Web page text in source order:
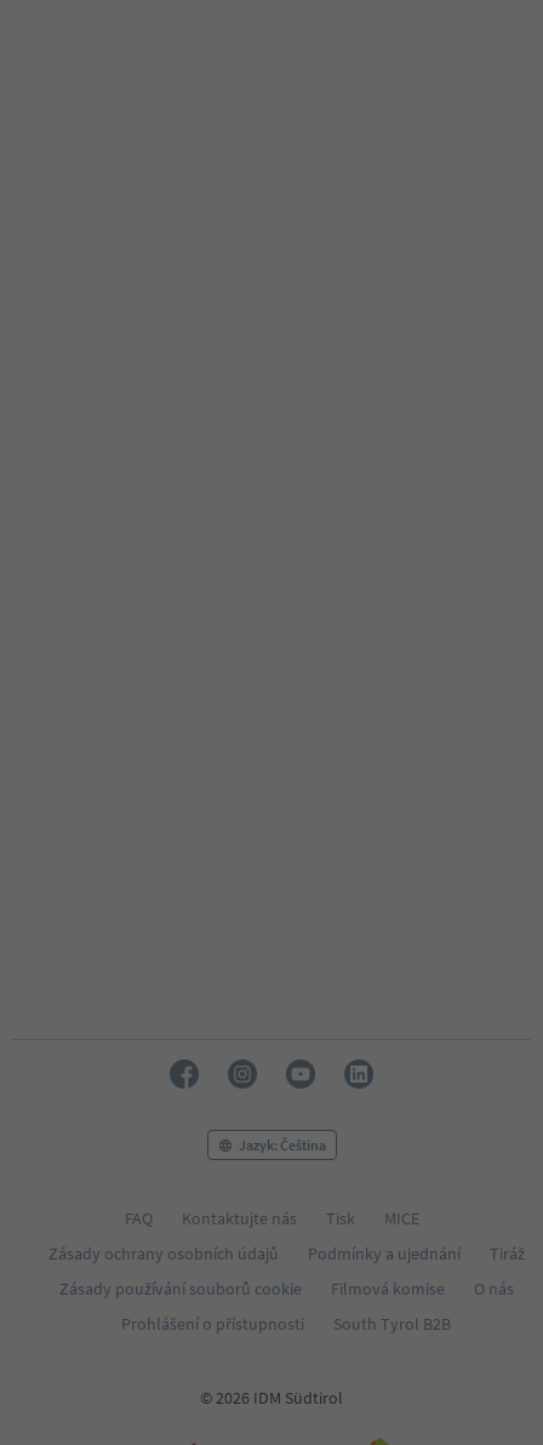
Jazyk: Čeština
FAQ Kontaktujte nás Tisk
MICE
Zásady ochrany osobních údajů
Podmínky a ujednání
Tiráž
Zásady používání souborů cookie
Filmová komise
O nás
Prohlášení o přístupnosti
South Tyrol B2B
© 2026 IDM Südtirol